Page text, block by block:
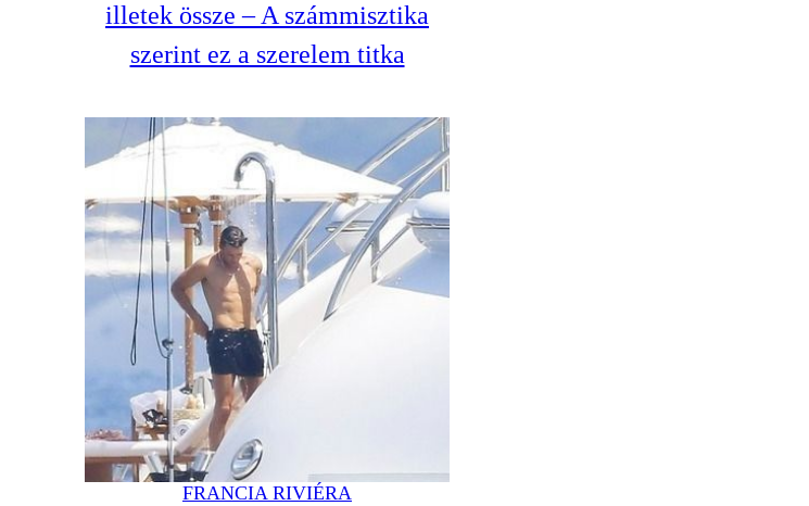
illetek össze – A számmisztika
szerint ez a szerelem titka
FRANCIA RIVIÉRA